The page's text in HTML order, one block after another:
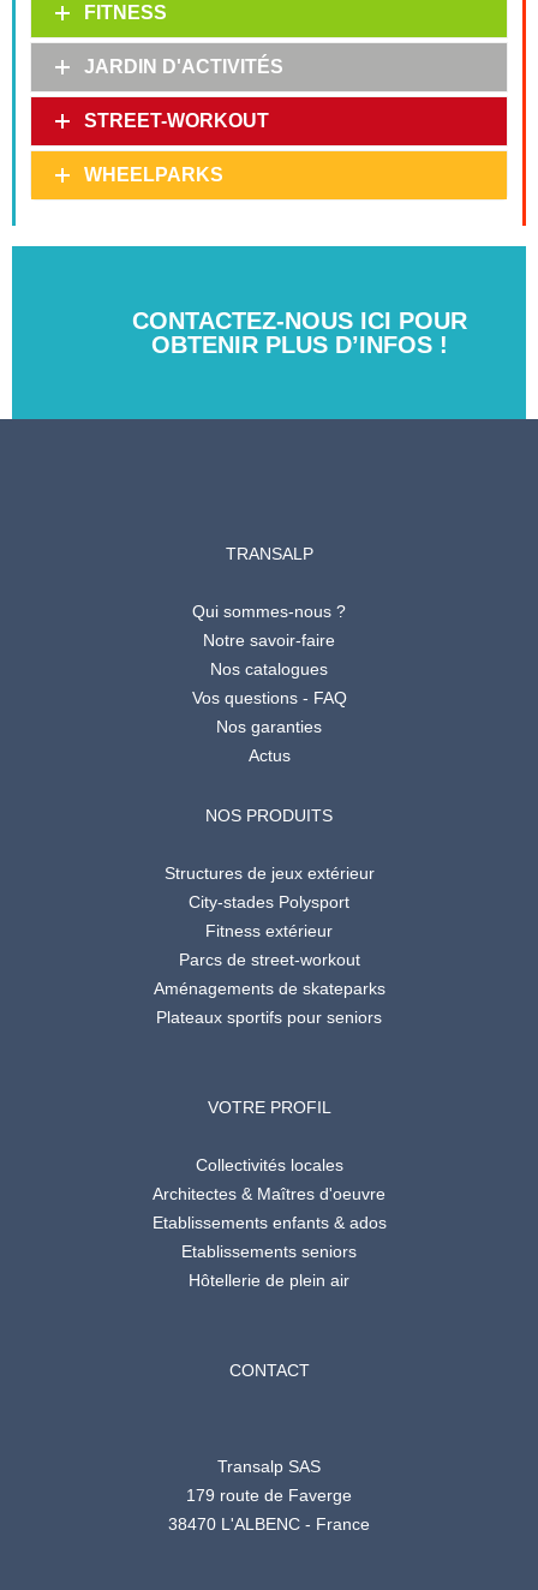
FITNESS
JARDIN D'ACTIVITÉS
STREET-WORKOUT
WHEELPARKS
CONTACTEZ-NOUS ICI POUR
OBTENIR PLUS D’INFOS !
TRANSALP
Qui sommes-nous ?
Notre savoir-faire
Nos catalogues
Vos questions - FAQ
Nos garanties
Actus
NOS PRODUITS
Structures de jeux extérieur
City-stades Polysport
Fitness extérieur
Parcs de street-workout
Aménagements de skateparks
Plateaux sportifs pour seniors
VOTRE PROFIL
Collectivités locales
Architectes & Maîtres d'oeuvre
Etablissements enfants & ados
Etablissements seniors
Hôtellerie de plein air
CONTACT
Transalp SAS
179 route de Faverge
38470 L'ALBENC - France